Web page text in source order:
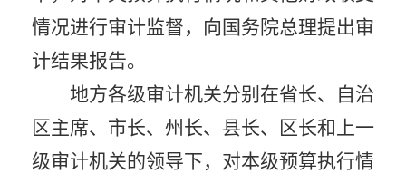
情况进行审计监督，向国务院总理提出审
计结果报告。
地方各级审计机关分别在省长、自治
区主席、市长、州长、县长、区长和上一
级审计机关的领导下，对本级预算执行情